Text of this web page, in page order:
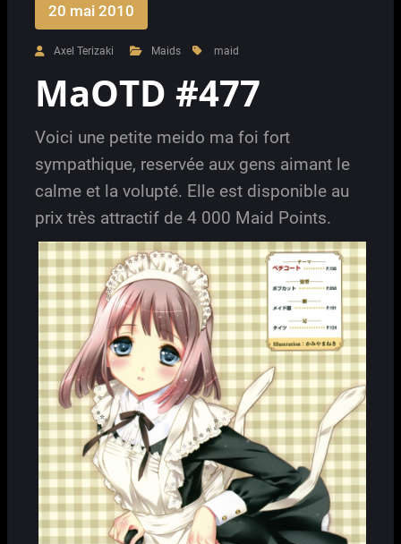
20 mai 2010
Axel Terizaki Maids maid
MaOTD #477
Voici une petite meido ma foi fort
sympathique, reservée aux gens aimant le
calme et la volupté. Elle est disponible au
prix très attractif de 4 000 Maid Points.